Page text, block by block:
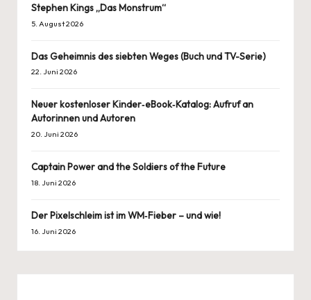
Stephen Kings „Das Monstrum“
5. August 2026
Das Geheimnis des siebten Weges (Buch und TV-Serie)
22. Juni 2026
Neuer kostenloser Kinder‑eBook‑Katalog: Aufruf an
Autorinnen und Autoren
20. Juni 2026
Captain Power and the Soldiers of the Future
18. Juni 2026
Der Pixelschleim ist im WM‑Fieber – und wie!
16. Juni 2026